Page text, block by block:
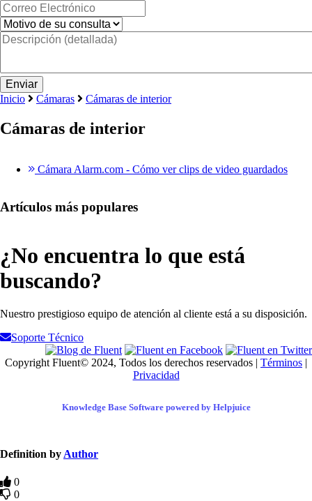
Inicio Cámaras Cámaras de interior
Cámaras de interior
Cámara Alarm.com - Cómo ver clips de video guardados
Artículos más populares
¿No encuentra lo que está
buscando?
Nuestro prestigioso equipo de atención al cliente está a su disposición.
Soporte Técnico
Copyright Fluent© 2024, Todos los derechos reservados | Términos |
Privacidad
Knowledge Base Software powered by Helpjuice
Definition by Author
0
0